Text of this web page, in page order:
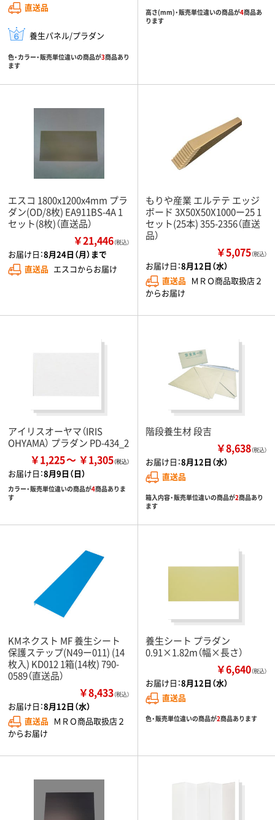
直送品
養生パネル/プラダン
色・カラー・販売単位違いの商品が3商品あり
ます
高さ(mm)・販売単位違いの商品が4商品あ
ります
エスコ 1800x1200x4mm プラ
ダン(OD/8枚) EA911BS-4A 1
セット(8枚)（直送品）
￥21,446（税込）
お届け日：8月24日（月）まで
直送品 エスコからお届け
もりや産業 エルテテ エッジ
ボード 3X50X50X1000ー25 1
セット(25本) 355-2356（直送
品）
￥5,075（税込）
お届け日：8月12日（水）
直送品 ＭＲＯ商品取扱店２
からお届け
アイリスオーヤマ（IRIS
OHYAMA） プラダン PD-434_2
￥1,225 ￥1,305
お届け日：8月9日（日）
カラー・販売単位違いの商品が4商品ありま
す
階段養生材 段吉
￥8,638（税込）
お届け日：8月12日（水）
直送品
箱入内容・販売単位違いの商品が2商品あり
ます
KMネクスト MF 養生シート
保護ステップ(N49ー011) (14
枚入) KD012 1箱(14枚) 790-
0589（直送品）
￥8,433（税込）
お届け日：8月12日（水）
直送品 ＭＲＯ商品取扱店２
からお届け
養生シート プラダン
0.91×1.82m（幅×長さ）
￥6,640（税込）
お届け日：8月12日（水）
直送品
色・販売単位違いの商品が2商品あります